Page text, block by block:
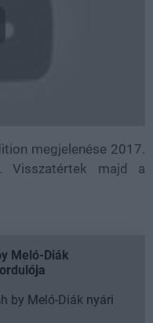
megjelenése 2017.
Visszatértek majd a
Meló-Diák
by Meló-Diák nyári